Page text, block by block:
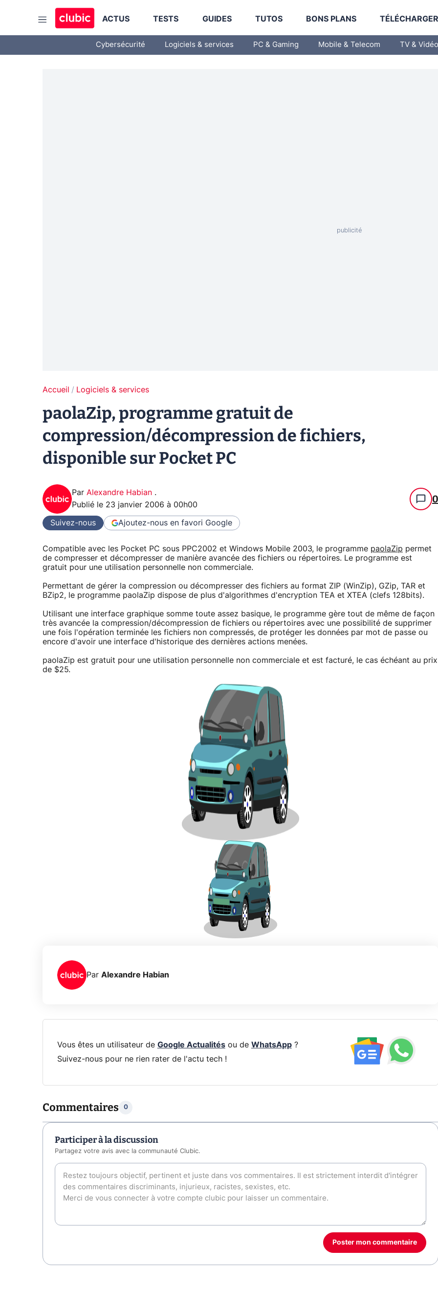
ACTUS TESTS GUIDES TUTOS BONS PLANS
Cybersécurité Logiciels & services PC & Gaming Mobile & Telecom TV & Vidéo
Accueil Logiciels & services
paolaZip, programme gratuit de
compression/décompression de fichiers,
disponible sur Pocket PC
Par Alexandre Habian .
Publié le 23 janvier 2006 à 00h00 0
Suivez-nous Ajoutez-nous en favori Google
Compatible avec les Pocket PC sous PPC2002 et Windows Mobile 2003, le programme paolaZip permet
de compresser et décompresser de manière avancée des fichiers ou répertoires. Le programme est
gratuit pour une utilisation personnelle non commerciale.
Permettant de gérer la compression ou décompresser des fichiers au format ZIP (WinZip), GZip, TAR et
BZip2, le programme paolaZip dispose de plus d'algorithmes d'encryption TEA et XTEA (clefs 128bits).
Utilisant une interface graphique somme toute assez basique, le programme gère tout de même de façon
très avancée la compression/décompression de fichiers ou répertoires avec une possibilité de supprimer
une fois l'opération terminée les fichiers non compressés, de protéger les données par mot de passe ou
encore d'avoir une interface d'historique des dernières actions menées.
paolaZip est gratuit pour une utilisation personnelle non commerciale et est facturé, le cas échéant au prix
de $25.
Par Alexandre Habian
Vous êtes un utilisateur de Google Actualitésou de WhatsApp?
Suivez-nous pour ne rien rater de l'actu tech !
Commentaires 0
Participer à la discussion
Partagez votre avis avec la communauté Clubic.
Poster mon commentaire